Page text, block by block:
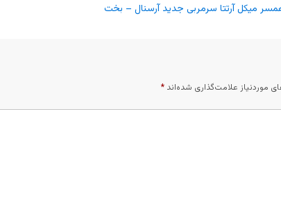
همسر میکل آرتتا سرمربی جدید آرسنال – بخت
موردنیاز علامت‌گذاری شده‌اند *